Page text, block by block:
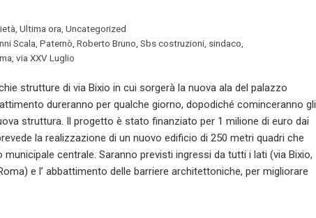
Ultima ora Uncategorized
Scala Paternò Roberto Bruno Sbs costruzioni sindaco
via XXV Luglio
strutture di via Bixio in cui sorgerà la nuova ala del palazzo
dureranno per qualche giorno, dopodiché cominceranno gli
struttura. Il progetto è stato finanziato per 1 milione di euro dai
la realizzazione di un nuovo edificio di 250 metri quadri che
municipale centrale. Saranno previsti ingressi da tutti i lati (via Bixio,
e l’ abbattimento delle barriere architettoniche, per migliorare